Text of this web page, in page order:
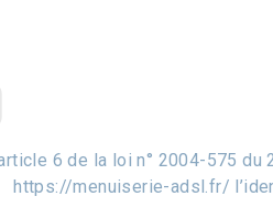
6 de la loi n° 2004-575
https://menuiserie-adsl.fr/